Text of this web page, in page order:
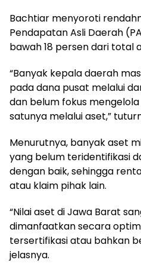
Bachtiar menyoroti
Pendapatan Asli Daerah
bawah 18 persen dari total
“Banyak kepala daerah
pada dana pusat melalui
dan belum fokus
satunya melalui aset,”
Menurutnya, banyak aset
yang belum teridentifikasi
dengan baik, sehingga
atau klaim pihak lain.
“Nilai aset di Jawa Barat
dimanfaatkan secara
tersertifikasi atau bahkan
jelasnya.